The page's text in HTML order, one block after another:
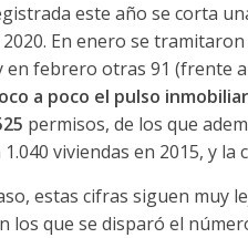
este año se corta
2020. En enero se
en febrero otras 91 (frente
a poco el pulso
permisos, de los que
viviendas en 2015, y la
estas cifras siguen muy
los que se disparó el